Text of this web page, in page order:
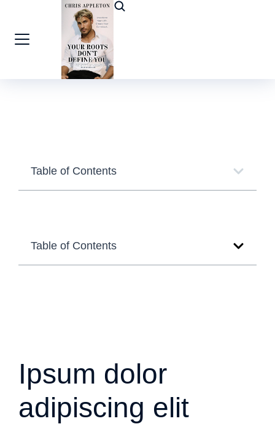
Table of Contents
Table of Contents
Ipsum dolor
adipiscing elit